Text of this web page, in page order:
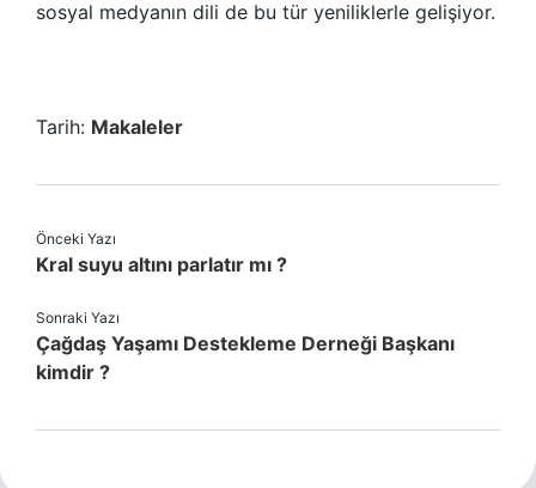
sosyal medyanın dili de bu tür yeniliklerle gelişiyor.
Tarih: Makaleler
Önceki Yazı
Kral suyu altını parlatır mı ?
Sonraki Yazı
Çağdaş Yaşamı Destekleme Derneği Başkanı
kimdir ?